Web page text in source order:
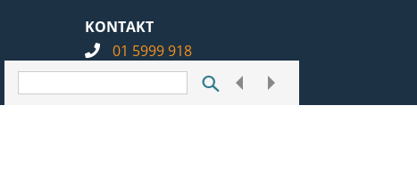
KONTAKT
01 5999 918
info@notarius.hr